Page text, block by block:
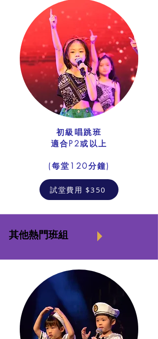
初級唱跳班
適合P2或以上
​(每堂120分鐘)
試堂費用 $350
其他熱門班組